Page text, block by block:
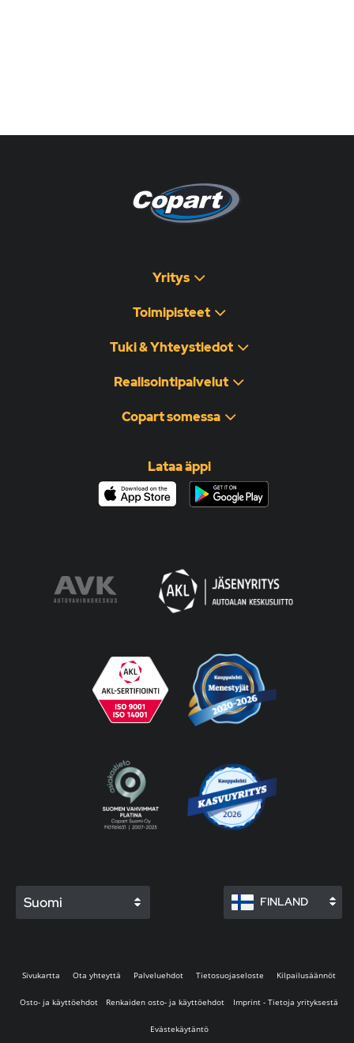
Yritys
Toimipisteet
Tuki & Yhteystiedot
Realisointipalvelut
Copart somessa
Lataa äppi
Suomi FINLAND
Sivukartta Ota yhteyttä Palveluehdot Tietosuojaseloste Kilpailusäännöt
Osto- ja käyttöehdot Renkaiden osto- ja käyttöehdot Imprint - Tietoja yrityksestä
Evästekäytäntö